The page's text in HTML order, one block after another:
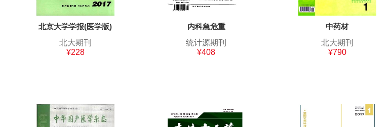
北京大学学报(医学版)
北大期刊
¥228
内科急危重
统计源期刊
¥408
中药材
北大期刊
¥790